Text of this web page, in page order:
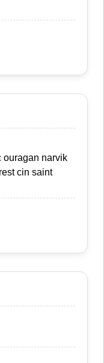
ouragan narvik
cin saint